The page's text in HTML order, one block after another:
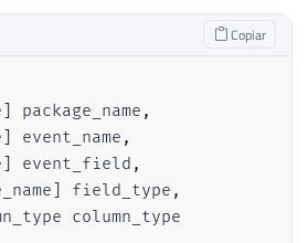
Copiar
] package_name ,
] event_name ,
] event_field ,
] field_type ,